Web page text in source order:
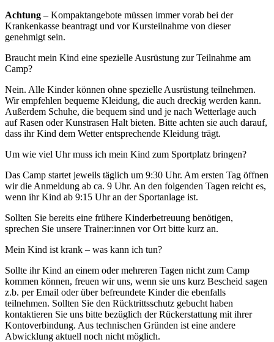
Achtung – Kompaktangebote müssen immer vorab bei der
Krankenkasse beantragt und vor Kursteilnahme von dieser
genehmigt sein.
Braucht mein Kind eine spezielle Ausrüstung zur Teilnahme am
Camp?
Nein. Alle Kinder können ohne spezielle Ausrüstung teilnehmen.
Wir empfehlen bequeme Kleidung, die auch dreckig werden kann.
Außerdem Schuhe, die bequem sind und je nach Wetterlage auch
auf Rasen oder Kunstrasen Halt bieten. Bitte achten sie auch darauf,
dass ihr Kind dem Wetter entsprechende Kleidung trägt.
Um wie viel Uhr muss ich mein Kind zum Sportplatz bringen?
Das Camp startet jeweils täglich um 9:30 Uhr. Am ersten Tag öffnen
wir die Anmeldung ab ca. 9 Uhr. An den folgenden Tagen reicht es,
wenn ihr Kind ab 9:15 Uhr an der Sportanlage ist.
Sollten Sie bereits eine frühere Kinderbetreuung benötigen,
sprechen Sie unsere Trainer:innen vor Ort bitte kurz an.
Mein Kind ist krank – was kann ich tun?
Sollte ihr Kind an einem oder mehreren Tagen nicht zum Camp
kommen können, freuen wir uns, wenn sie uns kurz Bescheid sagen
z.b. per Email oder über befreundete Kinder die ebenfalls
teilnehmen. Sollten Sie den Rücktrittsschutz gebucht haben
kontaktieren Sie uns bitte bezüglich der Rückerstattung mit ihrer
Kontoverbindung. Aus technischen Gründen ist eine andere
Abwicklung aktuell noch nicht möglich.